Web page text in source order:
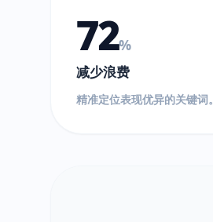
72%
减少浪费
精准定位表现优异的关键词。